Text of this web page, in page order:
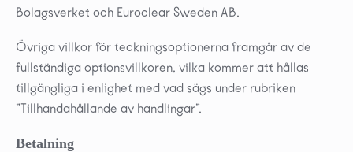
Bolagsverket och Euroclear Sweden AB.
Övriga villkor för teckningsoptionerna framgår av de
fullständiga optionsvillkoren, vilka kommer att hållas
tillgängliga i enlighet med vad sägs under rubriken
”Tillhandahållande av handlingar”.
Betalning